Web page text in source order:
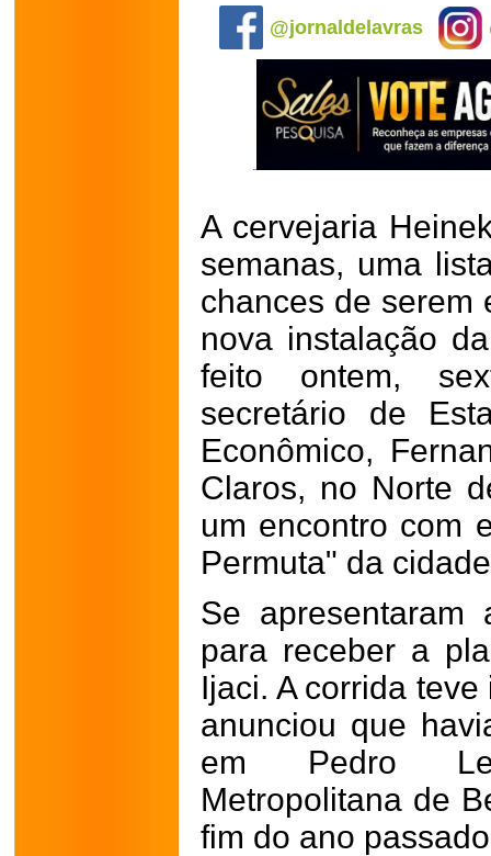
@jornaldelavras
A cervejaria
semanas, uma
chances de serem
nova instalação
feito ontem,
secretário de
Econômico,
Claros, no Norte
um encontro com
Permuta" da
Se apresentaram
para receber a
Ijaci. A corrida
anunciou que
em Pedro
Metropolitana de
fim do ano